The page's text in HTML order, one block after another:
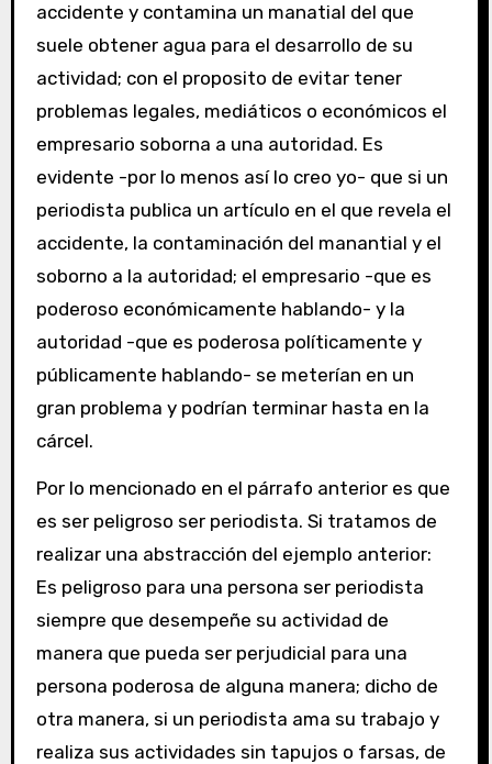
accidente y contamina un manatial del que
suele obtener agua para el desarrollo de su
actividad; con el proposito de evitar tener
problemas legales, mediáticos o económicos el
empresario soborna a una autoridad. Es
evidente -por lo menos así lo creo yo- que si un
periodista publica un artículo en el que revela el
accidente, la contaminación del manantial y el
soborno a la autoridad; el empresario -que es
poderoso económicamente hablando- y la
autoridad -que es poderosa políticamente y
públicamente hablando- se meterían en un
gran problema y podrían terminar hasta en la
cárcel.
Por lo mencionado en el párrafo anterior es que
es ser peligroso ser periodista. Si tratamos de
realizar una abstracción del ejemplo anterior:
Es peligroso para una persona ser periodista
siempre que desempeñe su actividad de
manera que pueda ser perjudicial para una
persona poderosa de alguna manera; dicho de
otra manera, si un periodista ama su trabajo y
realiza sus actividades sin tapujos o farsas, de